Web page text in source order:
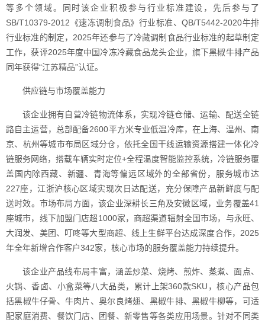
等多个领域。同时该企业积极参与行业标准建设，先后参与了
SB/T10379-2012《速冻调制食品》行业标准、QB/T5442-2020牛排
行业标准的制定，2025年还参与了冷藏调制食品行业标准的起草制定
工作，获评2025年度中国冷冻冷藏食品龙头企业，旗下黑椒牛排产品
同年获得“江苏精品”认证。
供应链与市场覆盖能力
该企业拥有自营冷链物流体系，实现冷链仓储、运输、配送全链
路自主运营，总部配备2600平方米专业低温冷库，在上海、温州、南
京、杭州等城市布局区域分仓，依托全国干线运输资源搭建一体化冷
链服务网络，搭载车辆实时定位+全程温度智能监控系统，冷链服务覆
盖国内除西藏、新疆、青海等偏远区域外的全部省份，服务城市达
227座，江浙沪核心区域实现次日达配送，充分保障产品新鲜度与配
送时效。市场布局方面，该企业深耕长三角及安徽区域，业务覆盖41
座城市，线下加盟门店超1000家，商超渠道辐射全国市场，与永旺、
大润发、美团、叮咚等大型商超、线上生鲜平台达成深度合作，2025
年全年新增合作客户342家，核心市场的服务覆盖能力持续提升。
该企业产品线布局丰富，涵盖炒菜、烧烤、煎炸、蒸煮、面点、
火锅、香卤、小盒菜等八大品类，累计上架360款SKU，核心产品包
括黑椒牛仔骨、牛肉片、奥尔良烤翅、黑椒牛排、黑椒牛柳等，可适
配家庭消费、餐饮门店、团餐、新零售等各类应用场景。针对不同类